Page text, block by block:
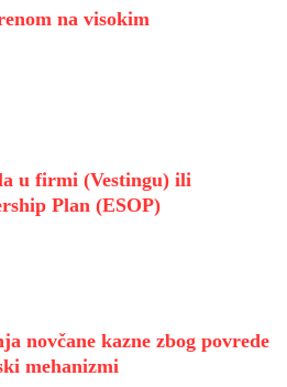
na visokim
u firmi (Vestingu) ili
Plan (ESOP)
novčane kazne zbog povrede
mehanizmi